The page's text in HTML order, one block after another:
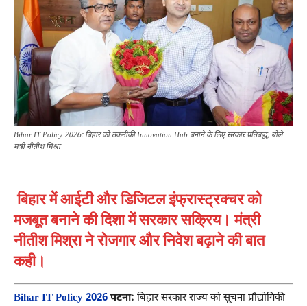
Bihar IT Policy 2026: बिहार को तकनीकी Innovation Hub बनाने के लिए सरकार प्रतिबद्ध, बोले
मंत्री नीतीश मिश्रा
बिहार में आईटी और डिजिटल इंफ्रास्ट्रक्चर को
मजबूत बनाने की दिशा में सरकार सक्रिय। मंत्री
नीतीश मिश्रा ने रोजगार और निवेश बढ़ाने की बात
कही।
Bihar IT Policy 2026 पटना: बिहार सरकार राज्य को सूचना प्रौद्योगिकी